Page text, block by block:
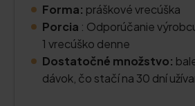
Forma: práškové vrecúška
Porcia : Odporúčanie
1 vrecúško denne
Dostatočné množstvo:
dávok, čo stačí na 30 dní